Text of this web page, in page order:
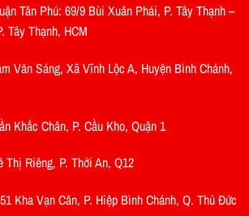
Tân Phú: 69/9 Bùi Xuân Phái, P. Tây Thạnh –
Tây Thạnh, HCM
Văn Sáng, Xã Vĩnh Lộc A, Huyện Bình Chánh,
Khắc Chân, P. Cầu Kho, Quận 1
Thị Riêng, P. Thới An, Q12
Kha Vạn Cân, P. Hiệp Bình Chánh, Q. Thủ Đức